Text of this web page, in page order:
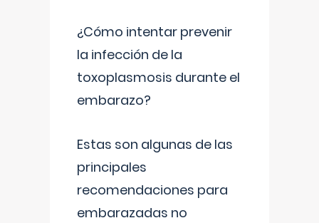
¿Cómo intentar prevenir
la infección de la
toxoplasmosis durante el
embarazo?
Estas son algunas de las
principales
recomendaciones para
embarazadas no